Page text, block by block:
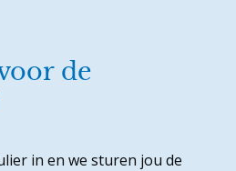
de
in en we sturen jou de